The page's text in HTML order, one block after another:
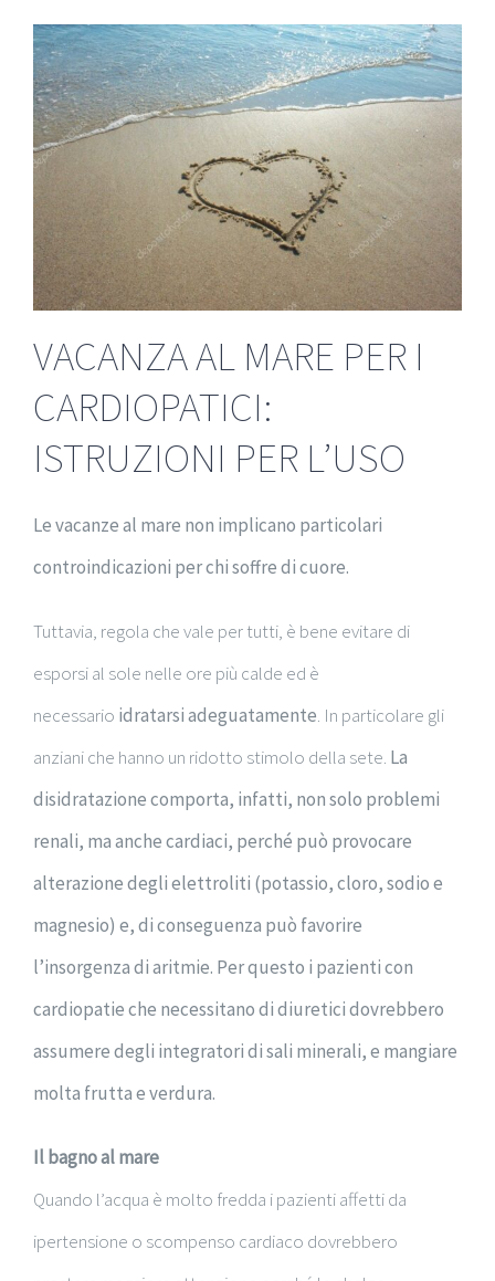
VACANZA AL MARE PER I
CARDIOPATICI:
ISTRUZIONI PER L’USO
Le vacanze al mare non implicano particolari
controindicazioni per chi soffre di cuore.
Tuttavia, regola che vale per tutti, è bene evitare di
esporsi al sole nelle ore più calde ed è
necessario idratarsi adeguatamente. In particolare gli
anziani che hanno un ridotto stimolo della sete. La
disidratazione comporta, infatti, non solo problemi
renali, ma anche cardiaci, perché può provocare
alterazione degli elettroliti (potassio, cloro, sodio e
magnesio) e, di conseguenza può favorire
l’insorgenza di aritmie. Per questo i pazienti con
cardiopatie che necessitano di diuretici dovrebbero
assumere degli integratori di sali minerali, e mangiare
molta frutta e verdura.
Il bagno al mare
Quando l’acqua è molto fredda i pazienti affetti da
ipertensione o scompenso cardiaco dovrebbero